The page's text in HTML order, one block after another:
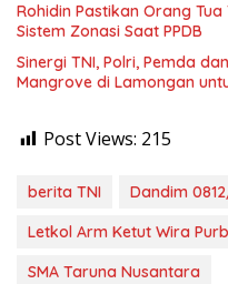
Rohidin Pastikan Orang
Sistem Zonasi Saat PPDB
Sinergi TNI, Polri, Pemda
Mangrove di Lamongan
Post Views: 215
berita TNI
Dandim
Letkol Arm Ketut Wira
SMA Taruna Nusantara